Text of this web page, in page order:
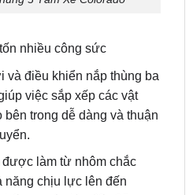
nhiều công sức
việc sắp xếp các vật
bên trong dễ dàng và thuận
làm từ nhôm chắc
chịu lực lên đến
nước lên đến 95.
nhiều đồ đạc